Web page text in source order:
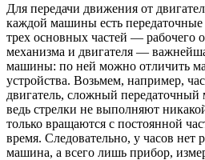
Для передачи движения от
каждой машины есть
трех основных частей — рабочего
механизма и двигателя —
машины: по ней можно отличить
устройства. Возьмем, например,
двигатель, сложный
ведь стрелки не выполняют
только вращаются с постоянной
время. Следовательно, у часов нет
машина, а всего лишь прибор,